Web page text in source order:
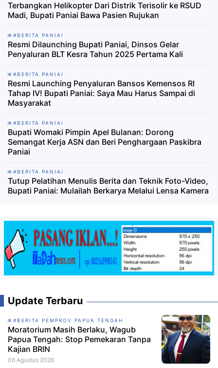
Terbangkan Helikopter Dari Distrik Terisolir ke RSUD
Madi, Bupati Paniai Bawa Pasien Rujukan
#BERITA PANIAI
Resmi Dilaunching Bupati Paniai, Dinsos Gelar
Penyaluran BLT Kesra Tahun 2025 Pertama Kali
#BERITA PANIAI
Resmi Launching Penyaluran Bansos Kemensos RI
Tahap IV! Bupati Paniai: Saya Mau Harus Sampai di
Masyarakat
#BERITA PANIAI
Bupati Womaki Pimpin Apel Bulanan: Dorong
Semangat Kerja ASN dan Beri Penghargaan Paskibra
Paniai
#BERITA PANIAI
Tutup Pelatihan Menulis Berita dan Teknik Foto-Video,
Bupati Paniai: Mulailah Berkarya Melalui Lensa Kamera
Update Terbaru
#BERITA PEMPROV PAPUA TENGAH
Moratorium Masih Berlaku, Wagub
Papua Tengah: Stop Pemekaran Tanpa
Kajian BRIN
06 Agustus 2026